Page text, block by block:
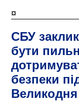
¤
СБУ
бути
безпеки
Великодня